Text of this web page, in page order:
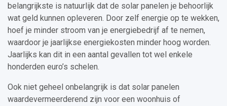
belangrijkste is natuurlijk dat de solar panelen je behoorlijk
wat geld kunnen opleveren. Door zelf energie op te wekken,
hoef je minder stroom van je energiebedrijf af te nemen,
waardoor je jaarlijkse energiekosten minder hoog worden.
Jaarlijks kan dit in een aantal gevallen tot wel enkele
honderden euro’s schelen.
Ook niet geheel onbelangrijk is dat solar panelen
waardevermeerderend zijn voor een woonhuis of